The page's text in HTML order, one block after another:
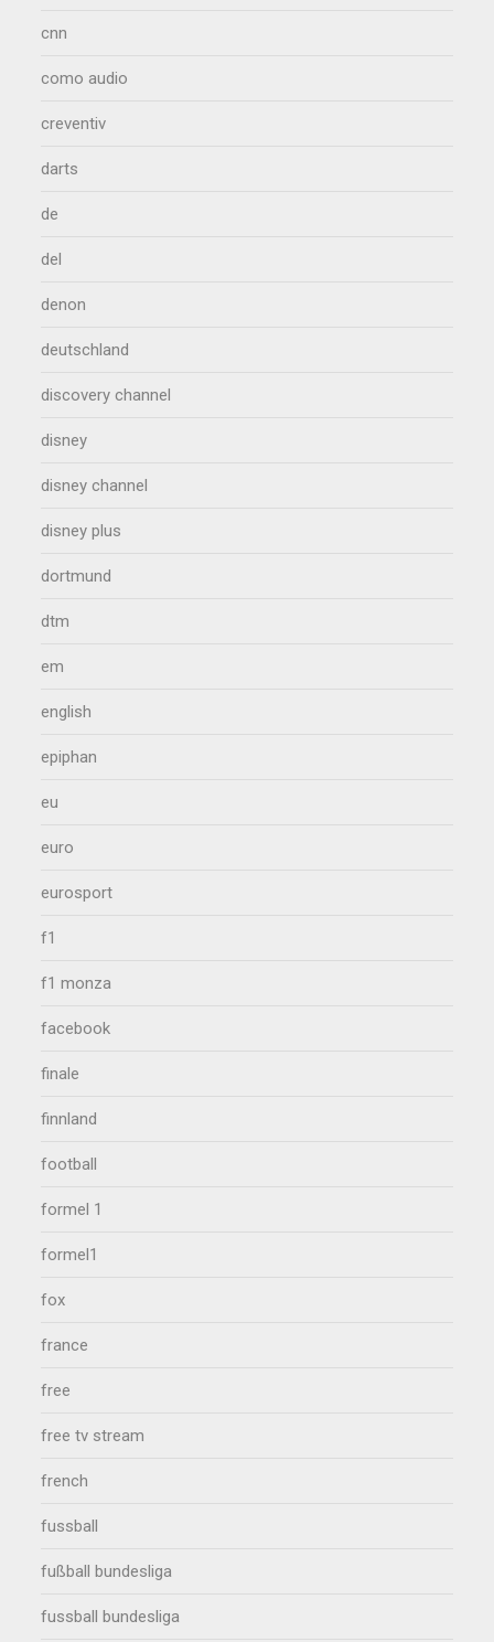
cnn
como audio
creventiv
darts
de
del
denon
deutschland
discovery channel
disney
disney channel
disney plus
dortmund
dtm
em
english
epiphan
eu
euro
eurosport
f1
f1 monza
facebook
finale
finnland
football
formel 1
formel1
fox
france
free
free tv stream
french
fussball
fußball bundesliga
fussball bundesliga